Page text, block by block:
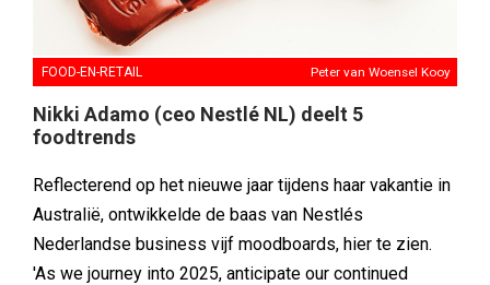
FOOD-EN-RETAIL Peter van Woensel Kooy
Nikki Adamo (ceo Nestlé NL) deelt 5
foodtrends
Reflecterend op het nieuwe jaar tijdens haar vakantie in
Australië, ontwikkelde de baas van Nestlés
Nederlandse business vijf moodboards, hier te zien.
'As we journey into 2025, anticipate our continued